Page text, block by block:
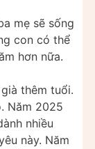
mẹ sẽ sống
con có thể
hơn nữa.
thêm tuổi.
Năm 2025
nhiều
này. Năm